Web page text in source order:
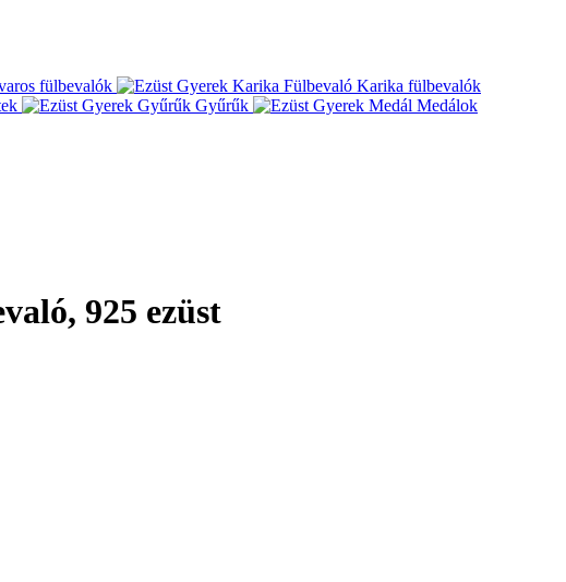
fülbevalók
Karika fülbevalók
Gyűrűk Medálok
925 ezüst